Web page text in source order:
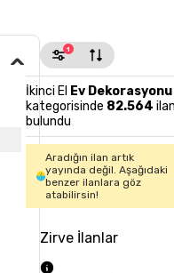
1
İkinci El Ev Dekorasyonu
kategorisinde 82.564
bulundu
Aradığın ilan artık
yayında değil. Aşağıdaki
benzer ilanlara göz
atabilirsin!
Zirve İlanlar